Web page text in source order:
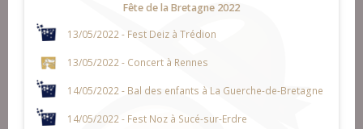
Fête de la Bretagne 2022
13/05/2022 - Fest Deiz à Trédion
13/05/2022 - Concert à Rennes
14/05/2022 - Bal des enfants à La Guerche-de-Bretagne
14/05/2022 - Fest Noz à Sucé-sur-Erdre